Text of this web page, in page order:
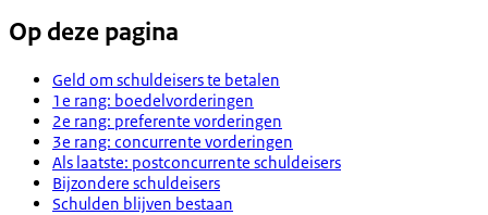
Op deze pagina
Geld om schuldeisers te betalen
1e rang: boedelvorderingen
2e rang: preferente vorderingen
3e rang: concurrente vorderingen
Als laatste: postconcurrente schuldeisers
Bijzondere schuldeisers
Schulden blijven bestaan